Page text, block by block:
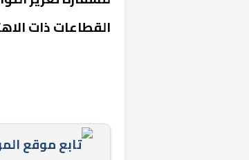
القطاعات ذات
تابع موقع